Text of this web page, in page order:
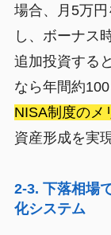
場合、月5万
し、ボーナス
追加投資する
なら年間約
NISA制度のメ
資産形成を実
2-3. 下落相場
化システム